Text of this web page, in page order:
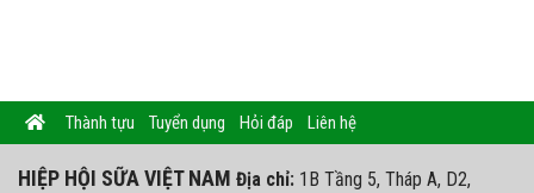
Thành tựu Tuyển dụng Hỏi đáp Liên hệ
HIỆP HỘI SỮA VIỆT NAM Địa chỉ: 1B Tầng 5, Tháp A, D2,